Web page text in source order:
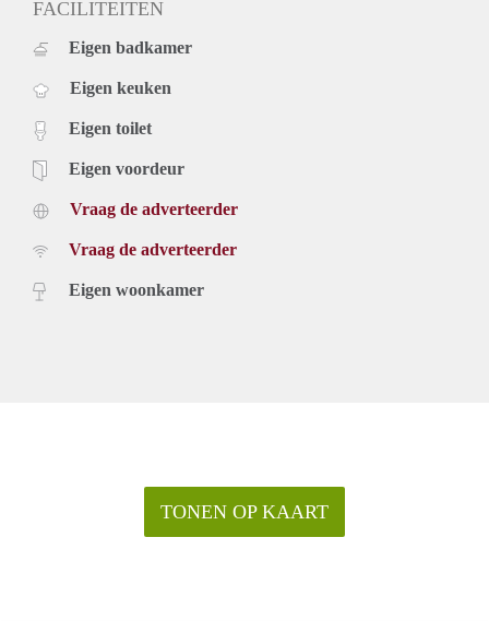
FACILITEITEN
Eigen badkamer
Eigen keuken
Eigen toilet
Eigen voordeur
Vraag de adverteerder
Vraag de adverteerder
Eigen woonkamer
TONEN OP KAART